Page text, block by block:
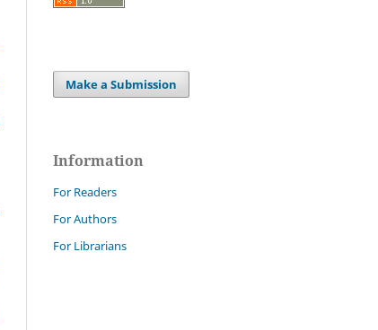
Make a Submission
Information
For Readers
For Authors
For Librarians